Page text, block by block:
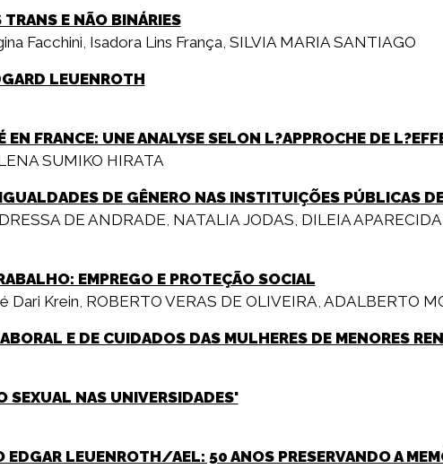
E NÃO BINÁRIES
Facchini, Isadora Lins França, SILVIA MARIA SANTIAGO
LEUENROTH
EN FRANCE: UNE ANALYSE SELON L?APPROCHE DE
SUMIKO HIRATA
DE GÊNERO NAS INSTITUIÇÕES PÚBLICAS
DE ANDRADE, NATALIA JODAS, DILEIA
EMPREGO E PROTEÇÃO SOCIAL
Dari Krein, ROBERTO VERAS DE OLIVEIRA, ADALBERTO
E DE CUIDADOS DAS MULHERES DE MENORES
SEXUAL NAS UNIVERSIDADES'
EDGAR LEUENROTH/AEL: 50 ANOS PRESERVANDO A